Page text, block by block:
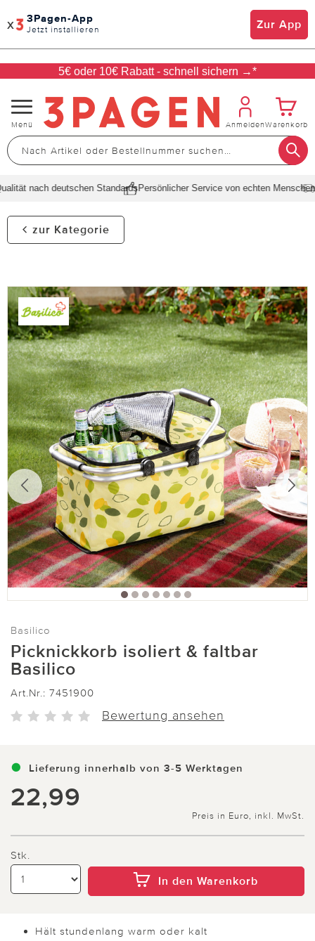
x 3Pagen-App
Jetzt installieren Zur App
5€ oder 10€ Rabatt - schnell sichern →*
Navigation
umschalten
Menü AnmeldenWarenkorb
nach deutschen StandardsPersönlicher Service von echten Menschen
zur Kategorie
Basilico
Picknickkorb isoliert & faltbar
Basilico
Art.Nr.: 7451900
Bewertung ansehen
Lieferung innerhalb von 3-5 Werktagen
22,99
Preis in Euro, inkl. MwSt.
Stk.
In den Warenkorb
Hält stundenlang warm oder kalt